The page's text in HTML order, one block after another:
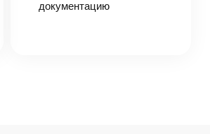
документацию